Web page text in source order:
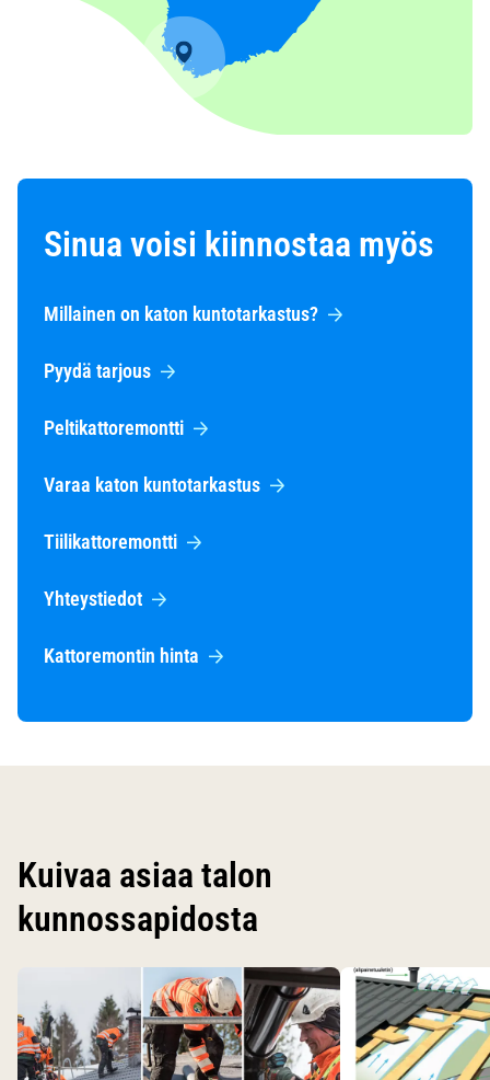
Sinua voisi kiinnostaa myös
Millainen on katon kuntotarkastus?
Pyydä tarjous
Peltikattoremontti
Varaa katon kuntotarkastus
Tiilikattoremontti
Yhteystiedot
Kattoremontin hinta
Kuivaa asiaa talon
kunnossapidosta
Käytä nuolinäppäimiä siirtyäksesi karusellin diojen välillä.